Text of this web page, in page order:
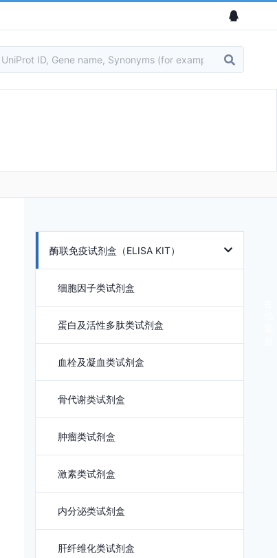
酶联免疫试剂盒（ELISA KIT）
细胞因子类试剂盒
蛋白及活性多肽类试剂盒
血栓及凝血类试剂盒
骨代谢类试剂盒
肿瘤类试剂盒
激素类试剂盒
内分泌类试剂盒
肝纤维化类试剂盒